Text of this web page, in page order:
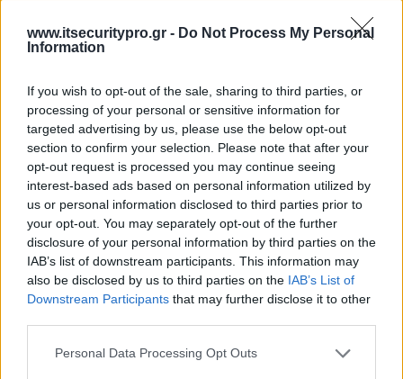
www.itsecuritypro.gr - Do Not Process My Personal
Information
If you wish to opt-out of the sale, sharing to third parties, or
processing of your personal or sensitive information for
targeted advertising by us, please use the below opt-out
section to confirm your selection. Please note that after your
opt-out request is processed you may continue seeing
interest-based ads based on personal information utilized by
us or personal information disclosed to third parties prior to
your opt-out. You may separately opt-out of the further
disclosure of your personal information by third parties on the
IAB’s list of downstream participants. This information may
also be disclosed by us to third parties on the IAB’s List of
Downstream Participants that may further disclose it to other
Personal Data Processing Opt Outs
ασφαλείας, δημιουργώντας ένα διαχειριστικό
εφιάλτη με μειωμένες δυνατότητες ελέγχου και
«μπροστινή» μεριά του δικτύου που εμπεριέχει την
ΙΤ δομή και φροντίζει την ασφαλή αποθήκευση
μεγάλου όγκου δεδομένων, δίχως να διαταραχθεί η
ομαλή λειτουργία του συστήματος και η ταχύτητα
ανταπόκρισής του. Η δημιουργία αντιγράφων
απαιτεί την ύπαρξη μιας εφαρμογής backup, του
πρότυπου Extended SCSI copy command και ενός
πρωτοκόλλου το οποίο θα αναγνωρίζει ετερογενή
δίκτυα και θα μεταδίδει δεδομένα με υψηλές
ταχύτητες. Τα δεδομένα προς αντιγραφή περνούν
διαμέσω SAN από το σκληρό στο μόνιμο μέσο
οποίοι απλώς φιλοξενούν τη backup εφαρμογή.